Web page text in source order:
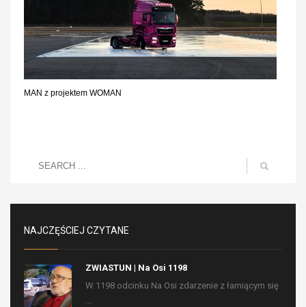
MAN z projektem WOMAN
NAJCZĘŚCIEJ CZYTANE
ZWIASTUN | Na Osi 1198
W 1198 odcinku Na Osi zdarzenie z łamiącym się
...